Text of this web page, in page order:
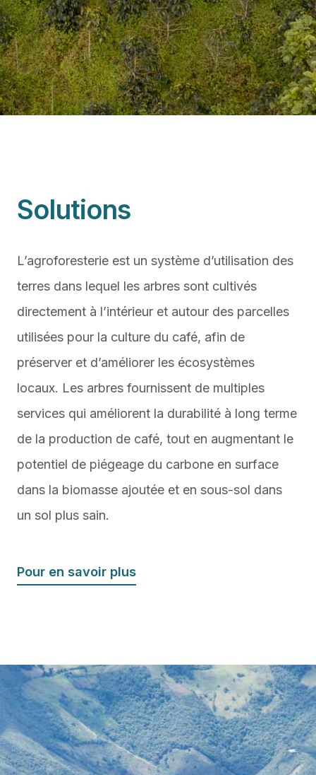
Solutions
L’agroforesterie est un système d’utilisation des
terres dans lequel les arbres sont cultivés
directement à l’intérieur et autour des parcelles
utilisées pour la culture du café, afin de
préserver et d’améliorer les écosystèmes
locaux. Les arbres fournissent de multiples
services qui améliorent la durabilité à long terme
de la production de café, tout en augmentant le
potentiel de piégeage du carbone en surface
dans la biomasse ajoutée et en sous-sol dans
un sol plus sain.
Pour en savoir plus